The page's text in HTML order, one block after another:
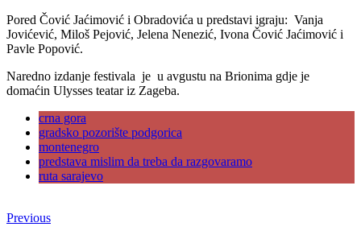
Pored Čović Jaćimović i Obradovića u predstavi igraju: Vanja
Jovićević, Miloš Pejović, Jelena Nenezić, Ivona Čović Jaćimović i
Pavle Popović.
Naredno izdanje festivala je u avgustu na Brionima gdje je
domaćin Ulysses teatar iz Zageba.
crna gora
gradsko pozorište podgorica
montenegro
predstava mislim da treba da razgovaramo
ruta sarajevo
Previous